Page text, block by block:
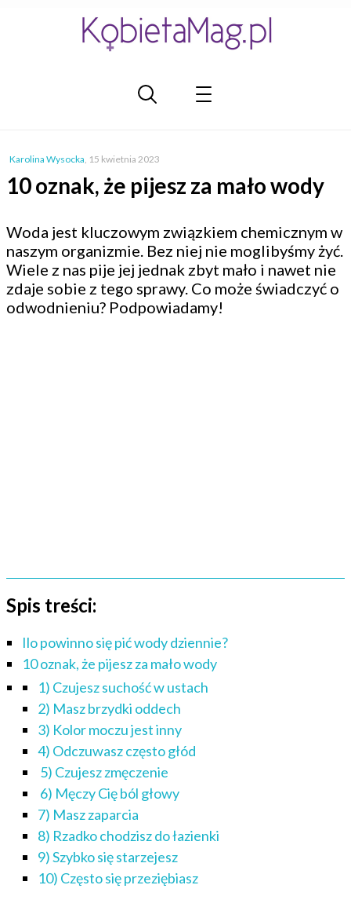
Karolina Wysocka, 15 kwietnia 2023
10 oznak, że pijesz za mało wody
Woda jest kluczowym związkiem chemicznym w
naszym organizmie. Bez niej nie moglibyśmy żyć.
Wiele z nas pije jej jednak zbyt mało i nawet nie
zdaje sobie z tego sprawy. Co może świadczyć o
odwodnieniu? Podpowiadamy!
Spis treści:
Ilo powinno się pić wody dziennie?
10 oznak, że pijesz za mało wody
1) Czujesz suchość w ustach
2) Masz brzydki oddech
3) Kolor moczu jest inny
4) Odczuwasz często głód
5) Czujesz zmęczenie
6) Męczy Cię ból głowy
7) Masz zaparcia
8) Rzadko chodzisz do łazienki
9) Szybko się starzejesz
10) Często się przeziębiasz